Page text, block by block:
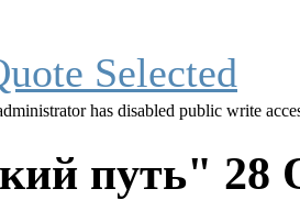
has disabled public write
путь" 28